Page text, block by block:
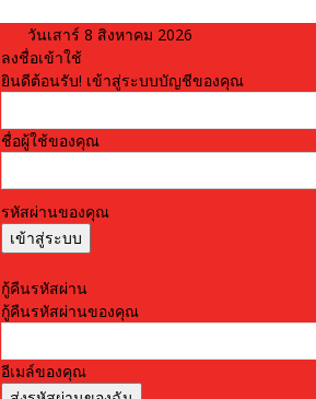
วันเสาร์ 8 สิงหาคม 2026
ลงชื่อเข้าใช้
ยินดีต้อนรับ! เข้าสู่ระบบบัญชีของคุณ
ชื่อผู้ใช้ของคุณ
รหัสผ่านของคุณ
กู้คืนรหัสผ่าน
กู้คืนรหัสผ่านของคุณ
อีเมล์ของคุณ